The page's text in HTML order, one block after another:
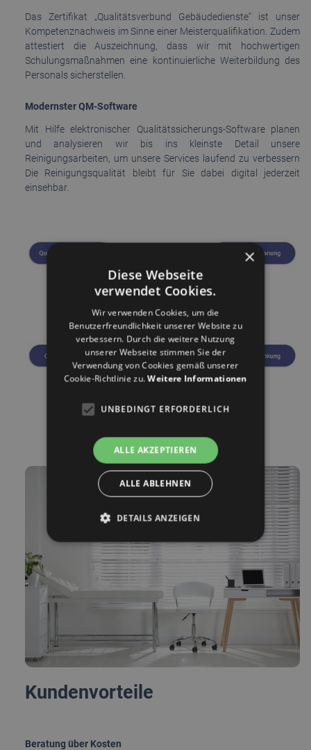
Das Zertifikat „Qualitätsverbund Gebäudedienste“ ist unser
Kompetenznachweis im Sinne einer Meisterqualifikation. Zudem
attestiert die Auszeichnung, dass wir mit hochwertigen
Schulungsmaßnahmen eine kontinuierliche Weiterbildung des
Personals sicherstellen.
Modernster QM-Software
Mit Hilfe elektronischer Qualitätssicherungs-Software planen
und analysieren wir bis ins kleinste Detail unsere
Reinigungsarbeiten, um unsere Services laufend zu verbessern
Die Reinigungsqualität bleibt für Sie dabei digital jederzeit
einsehbar.
Kundenvorteile
Beratung über Kosten
×
Diese Webseite
verwendet Cookies.
Wir verwenden Cookies, um die
Benutzerfreundlichkeit unserer Website zu
verbessern. Durch die weitere Nutzung
unserer Webseite stimmen Sie der
Verwendung von Cookies gemäß unserer
Cookie-Richtlinie zu.Weitere Informationen
UNBEDINGT ERFORDERLICH
ALLE AKZEPTIEREN
ALLE ABLEHNEN
DETAILS ANZEIGEN